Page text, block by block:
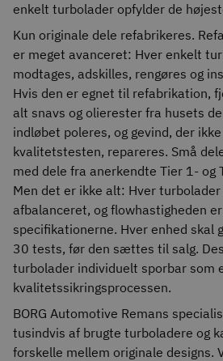
enkelt turbolader opfylder de
Kun originale dele refabrikeres.
er meget avanceret: Hver enkelt
modtages, adskilles, rengøres og
Hvis den er egnet til refabrikation,
alt snavs og olierester fra husets
indløbet poleres, og gevind, der
kvalitetstesten, repareres. Små
med dele fra anerkendte Tier 1- og
Men det er ikke alt: Hver
afbalanceret, og flowhastigheden
specifikationerne. Hver enhed skal
30 tests, før den sættes til salg.
turbolader individuelt sporbar som
kvalitetssikringsprocessen.
BORG Automotive Remans
tusindvis af brugte turboladere og
forskelle mellem originale designs.